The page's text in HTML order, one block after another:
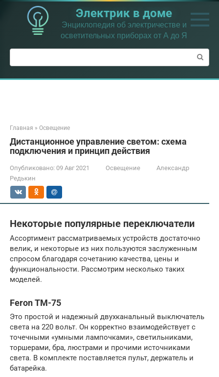
Перейти
контенту
Электрик в доме
Энциклопедия об электричестве и
осветительных приборах от А до Я
Поиск:
Главная » Освещение
Дистанционное управление светом: схема
подключения и принцип действия
Опубликовано: 09 Авг 2021 Освещение
Александр
Редькин
Некоторые популярные переключатели
Ассортимент рассматриваемых устройств достаточно
велик, и некоторые из них пользуются заслуженным
спросом благодаря сочетанию качества, цены и
функциональности. Рассмотрим несколько таких
моделей.
Feron TM-75
Это простой и надежный двухканальный выключатель
света на 220 вольт. Он корректно взаимодействует с
точечными «умными лампочками», светильниками,
торшерами, бра, люстрами и прочими источниками
света. В комплекте поставляется пульт, держатель и
батарейка.